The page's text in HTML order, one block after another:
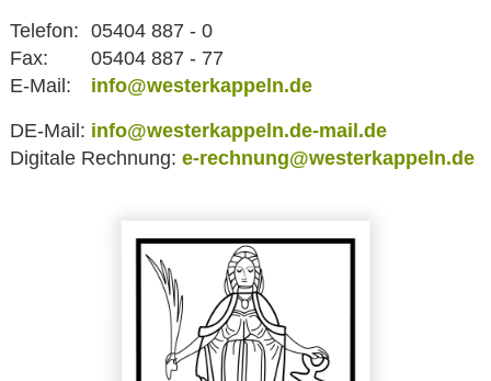
Telefon: 05404 887 - 0
Fax:
05404 887 - 77
E-Mail:
info@westerkappeln.de
DE-Mail: info@westerkappeln.de-mail.de
Digitale Rechnung: e-rechnung@westerkappeln.de